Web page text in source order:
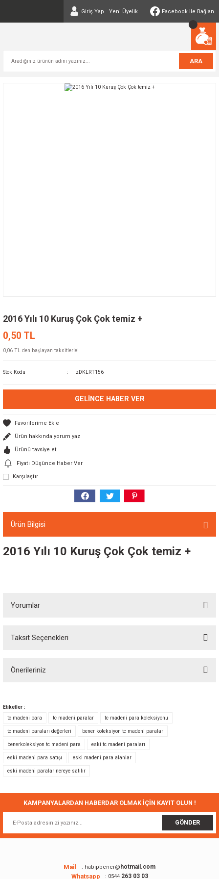
Giriş Yap Yeni Üyelik Facebook ile Bağlan
ARA
2016 Yılı 10 Kuruş Çok Çok temiz +
0,50 TL
0,06 TL den başlayan taksitlerle!
Stok Kodu zDKLRT156
GELINCE HABER VER
Ürün hakkında yorum yaz
Ürünü tavsiye et
Fiyatı Düşünce Haber Ver
Karşılaştır
Ürün Bilgisi
2016 Yılı 10 Kuruş Çok Çok temiz +
Yorumlar
Taksit Seçenekleri
Önerileriniz
Görüş ve önerileriniz için teşekkür ederiz.
Ürün resmi kalitesiz, bozuk veya görüntülenemiyor.
Ürün açıklamasında eksik bilgiler bulunuyor.
Ürün bilgilerinde hatalar bulunuyor.
Bu ürüne benzer farklı alternatifler olmalı.
Gönder
Etiketler :
tc madeni para
tc madeni paralar tc madeni para koleksiyonu
tc madeni paraları değerleri bener koleksiyon tc madeni paralar
benerkoleksiyon tc madeni para eski tc madeni paraları
eski madeni para satışı eski madeni para alanlar
eski madeni paralar nereye satılır
KAMPANYALARDAN HABERDAR OLMAK İÇİN KAYIT OLUN !
GÖNDER
Mail : habipbener@ hotmail.com
Whatsapp : 0544263 03 03